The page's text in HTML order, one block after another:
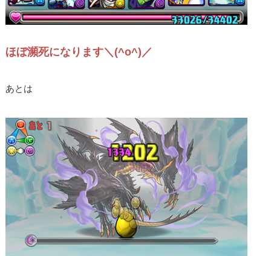
ほぼ瀕死になります＼(^o^)／
あとは